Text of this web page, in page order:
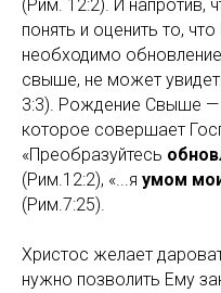
(Рим. 12:2). И напротив,
понять и оценить то,
необходимо
свыше, не может
3:3). Рождение Свыше —
которое совершает
«Преобразуйтесь
(Рим.12:2), «...я умом
(Рим.7:25).
Христос желает
нужно позволить Ему